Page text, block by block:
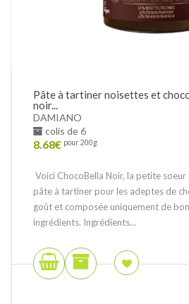
Pâte à tartiner noisettes et
noir...
DAMIANO
colis de 6
8.68€ pour 200g
Voici ChocoBella Noir, la petite
pâte à tartiner pour les adeptes de
goût et composée uniquement de
ingrédients. Ingrédients...